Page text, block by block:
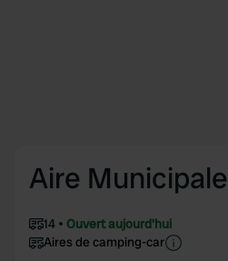
Aire Municipale
14
Ouvert aujourd'hui
Aires de camping-car